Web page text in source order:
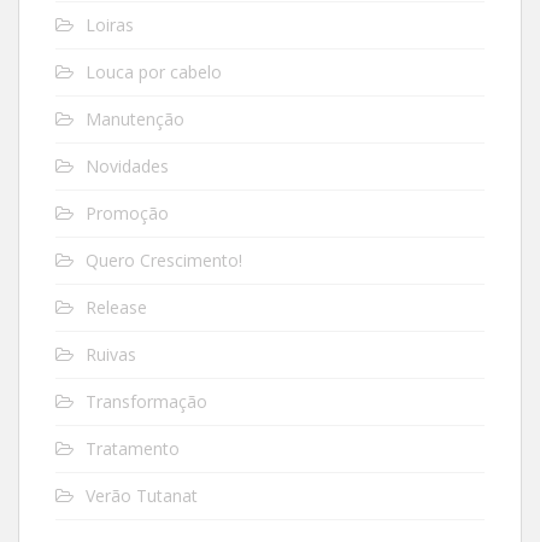
Loiras
Louca por cabelo
Manutenção
Novidades
Promoção
Quero Crescimento!
Release
Ruivas
Transformação
Tratamento
Verão Tutanat